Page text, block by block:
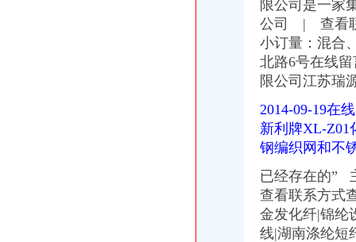
南岸区公司注册公司注销税务清算注销公司转让法律顾问【今日推荐网
翠屏区涉外法律在线律师_翠屏区涉外法律律师在线免费咨询_华律网
重庆自贸试验区怎么发展？主城这些区放出大招|试验区|片区|重庆_新
【重庆-南岸区国际贸易经理_国际贸易经理招聘_重庆嘉发实业（集团
【58同城】广州荔湾南岸路工商注册_公司注册代理_代办注册公司价格
【代办重庆主城区营业执证、代账报税、旧账整理工商注册】江
南岸区：凸显核心功能崛起“智慧”新城_网易重庆房产频道
限公司是一家
公司 | 查看
小订量：混合
北路6号在线
限公司江苏瑞
2014-09-19在
新利牌XL-Z01
钢编织网和不
已经存在的”
查看联系方式
金发化纤|锦纶
线|湖南涤纶短